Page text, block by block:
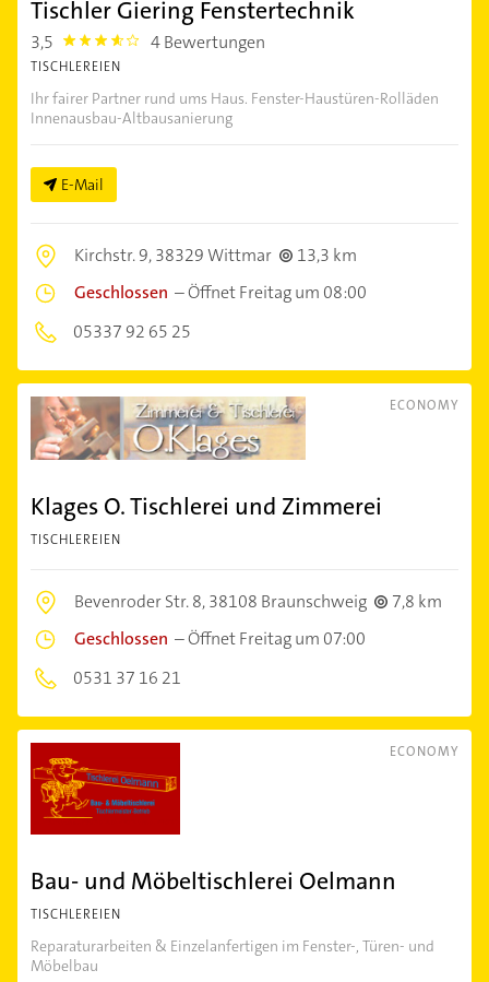
Tischler Giering Fenstertechnik
3,5 3.5 4 Bewertungen
TISCHLEREIEN
Ihr fairer Partner rund ums Haus. Fenster-Haustüren-Rolläden
Innenausbau-Altbausanierung
E-Mail
Kirchstr. 9,38329 Wittmar
13,3 km
Geschlossen –Öffnet Freitag um 08:00
05337 92 65 25
ECONOMY
Klages O. Tischlerei und Zimmerei
TISCHLEREIEN
Bevenroder Str. 8,38108 Braunschweig
7,8 km
Geschlossen –Öffnet Freitag um 07:00
0531 37 16 21
ECONOMY
Bau- und Möbeltischlerei Oelmann
TISCHLEREIEN
Reparaturarbeiten & Einzelanfertigen im Fenster-, Türen- und
Möbelbau